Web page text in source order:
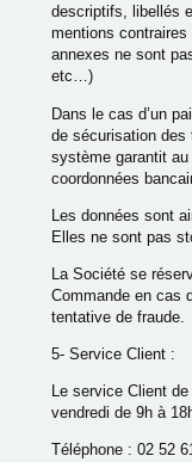
descriptifs, libellés
mentions
annexes ne sont
etc…)
Dans le cas d’un
de sécurisation
système garantit
coordonnées
Les données sont
Elles ne sont pas
La Société se
Commande en cas
tentative de fraude.
5- Service Client :
Le service Client
vendredi de 9h à
Téléphone : 02 52